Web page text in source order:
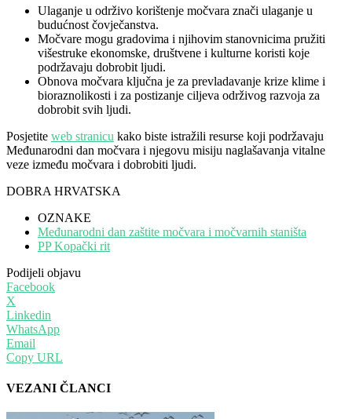
Ulaganje u održivo korištenje močvara znači ulaganje u
budućnost čovječanstva.
Močvare mogu gradovima i njihovim stanovnicima pružiti
višestruke ekonomske, društvene i kulturne koristi koje
podržavaju dobrobit ljudi.
Obnova močvara ključna je za prevladavanje krize klime i
bioraznolikosti i za postizanje ciljeva održivog razvoja za
dobrobit svih ljudi.
Posjetite web stranicu kako biste istražili resurse koji podržavaju
Međunarodni dan močvara i njegovu misiju naglašavanja vitalne
veze između močvara i dobrobiti ljudi.
DOBRA HRVATSKA
OZNAKE
Međunarodni dan zaštite močvara i močvarnih staništa
PP Kopački rit
Podijeli objavu
Facebook
X
Linkedin
WhatsApp
Email
Copy URL
VEZANI ČLANCI